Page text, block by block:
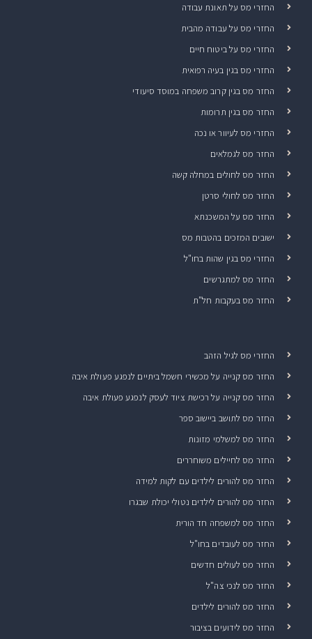
החזרי מס על תאונת עבודה
החזרי מס על עבודה מהבית
החזרי מס על ביטוח חיים
החזרי מס בגין בעיה רפואית
החזר מס בגין קרוב משפחה במוסד סיעודי
החזר מס בגין תרומות
החזרי מס לעיוור או נכה
החזר מס לגמלאים
החזר מס לחולים במחלה קשה
החזר מס לחולי סרטן
החזר מס על המשכנתא
ישובים המזכים בהטבות מס
החזרי מס בגין שהות בחו"ל
החזר מס למתגרשים
החזר מס בעקבות חל"ת
החזרי מס לגיל הזהב
החזר מס קנייה על מכשירי חשמל ביתיים לנפגע פעולת איבה
החזר מס קנייה על רכישת ציוד לעסק לנפגע פעולת איבה
החזר מס לתושב ביישוב ספר
החזר מס למשלמי מזונות
החזר מס לחיילים משוחררים
החזר מס להורים לילדים עם לקות למידה
החזר מס להורים לילדים נטולי יכולת שבגרו
החזר מס למשפחה חד הורית
החזר מס לעובדים בחו"ל
החזר מס לעולים חדשים
החזר מס לנכי צה"ל
החזר מס להורים לילדים
החזר מס לידועים בציבור